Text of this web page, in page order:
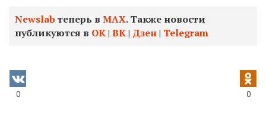
Newslab теперь в МАХ. Также новости
публикуются в ОК| ВК| Дзен| Telegram
0 0